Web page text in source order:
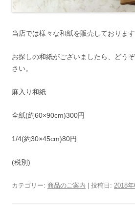
当店では様々な和紙を販売しております
お探しの和紙がございましたら、どう
さい。
麻入り和紙
全紙(約60×90cm)300円
1/4(約30×45cm)80円
(税別)
カテゴリー: 商品のご案内 | 投稿日: 2018年